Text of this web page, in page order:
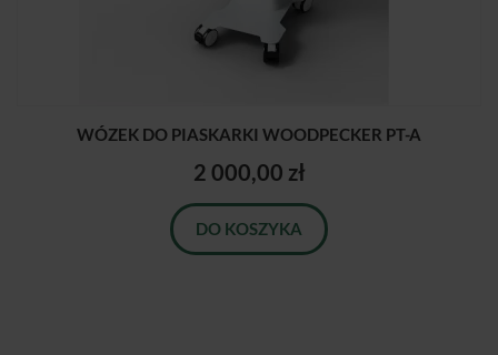
WÓZEK DO PIASKARKI WOODPECKER PT-A
2 000,00 zł
DO KOSZYKA